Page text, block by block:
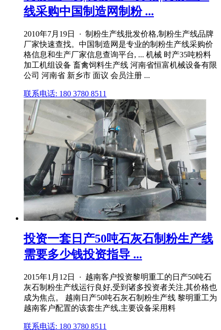
线采购中国制造网制粉 ...
2010年7月19日 · 制粉生产线批发价格,制粉生产线品牌
厂家快速查找。中国制造网是专业的制粉生产线采购价
格信息和生产厂家信息查询平台, ... 机械 时产35吨粉料
加工机组设备 畜禽饲料生产线 河南省恒富机械设备有限
公司 河南省 新乡市 面议 会员注册 ...
联系电话: 180 3780 8511
投资一套日产50吨石灰石制粉生产线
需要多少钱投资指导 ...
2015年1月12日 · 越南客户投资黎明重工的日产50吨石
灰石制粉生产线运行良好,受到诸多投资者关注,其价格也
成为焦点。 越南日产50吨石灰石制粉生产线 黎明重工为
越南客户配置的该套生产线,主要设备采用料
联系电话: 180 3780 8511